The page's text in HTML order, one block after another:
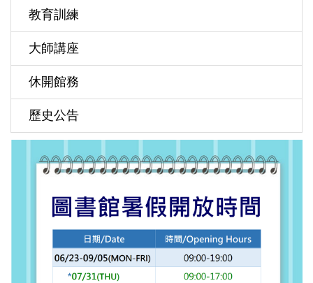
教育訓練
大師講座
休開館務
歷史公告